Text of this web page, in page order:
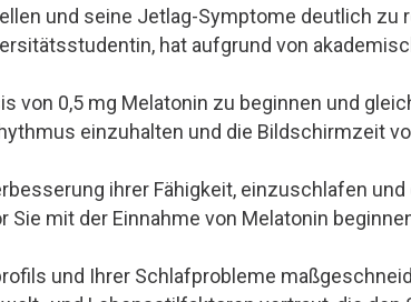
und seine Jetlag-Symptome deutlich zu
hat aufgrund von
von 0,5 mg Melatonin zu beginnen und
einzuhalten und die Bildschirmzeit
ihrer Fähigkeit, einzuschlafen
Sie mit der Einnahme von Melatonin
und Ihrer Schlafprobleme